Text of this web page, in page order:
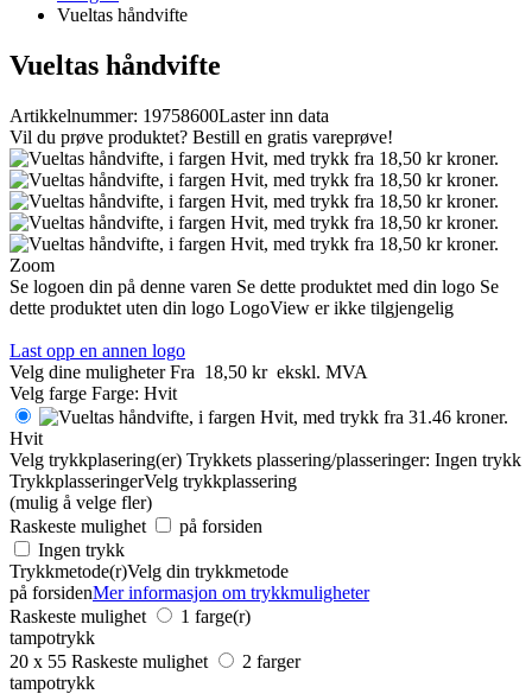
Vueltas håndvifte
Vueltas håndvifte
Artikkelnummer: 19758600Laster inn data
Vil du prøve produktet? Bestill en gratis vareprøve!
Zoom
Se logoen din på denne varen Se dette produktet med din logo Se
dette produktet uten din logo LogoView er ikke tilgjengelig
Last opp en annen logo
Velg dine muligheter Fra 18,50 kr ekskl. MVA
Velg farge Farge: Hvit
Hvit
Velg trykkplasering(er) Trykkets plassering/plasseringer: Ingen trykk
TrykkplasseringerVelg trykkplassering
(mulig å velge fler)
Raskeste mulighet
på forsiden
Ingen trykk
Trykkmetode(r)Velg din trykkmetode
på forsidenMer informasjon om trykkmuligheter
Raskeste mulighet
1 farge(r)
tampotrykk
20 x 55 Raskeste mulighet
2 farger
tampotrykk